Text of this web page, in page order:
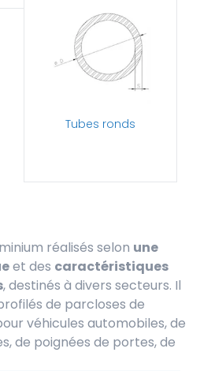
Tubes ronds
réalisés selon une
et des caractéristiques
, destinés à divers secteurs. Il
de parcloses de
véhicules automobiles, de
de poignées de portes, de